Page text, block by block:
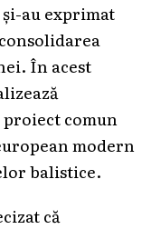
au exprimat
În acest
comun
modern
balistice.
că